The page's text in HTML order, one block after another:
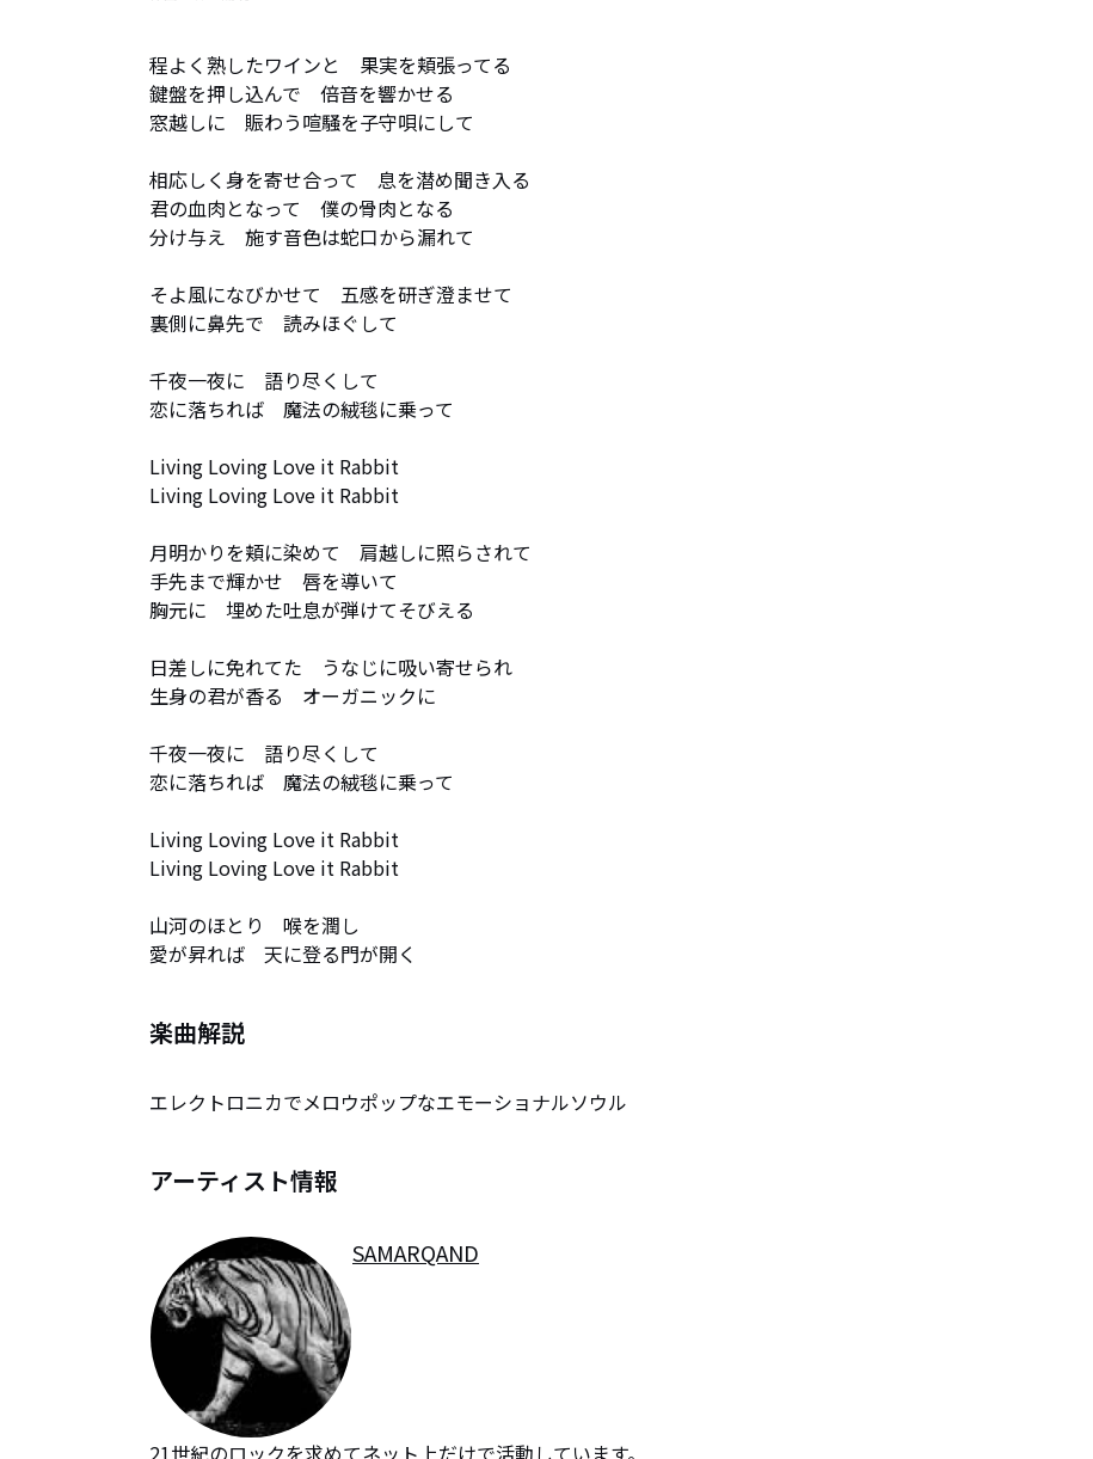
程よく熟したワインと　果実を頬張ってる
鍵盤を押し込んで　倍音を響かせる
窓越しに　賑わう喧騒を子守唄にして
相応しく身を寄せ合って　息を潜め聞き入る
君の血肉となって　僕の骨肉となる
分け与え　施す音色は蛇口から漏れて
そよ風になびかせて　五感を研ぎ澄ませて
裏側に鼻先で　読みほぐして
千夜一夜に　語り尽くして
恋に落ちれば　魔法の絨毯に乗って
Living Loving Love it Rabbit
Living Loving Love it Rabbit
月明かりを頬に染めて　肩越しに照らされて
手先まで輝かせ　唇を導いて
胸元に　埋めた吐息が弾けてそびえる
日差しに免れてた　うなじに吸い寄せられ
生身の君が香る　オーガニックに
千夜一夜に　語り尽くして
恋に落ちれば　魔法の絨毯に乗って
Living Loving Love it Rabbit
Living Loving Love it Rabbit
山河のほとり　喉を潤し
愛が昇れば　天に登る門が開く
楽曲解説
エレクトロニカでメロウポップなエモーショナルソウル
アーティスト情報
SAMARQAND
21世紀のロックを求めてネット上だけで活動しています。